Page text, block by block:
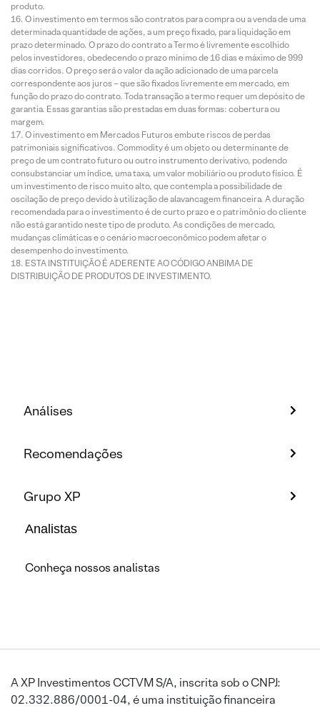
produto.
O investimento em termos são contratos para compra ou a venda de uma
determinada quantidade de ações, a um preço fixado, para liquidação em
prazo determinado. O prazo do contrato a Termo é livremente escolhido
pelos investidores, obedecendo o prazo mínimo de 16 dias e máximo de 999
dias corridos. O preço será o valor da ação adicionado de uma parcela
correspondente aos juros – que são fixados livremente em mercado, em
função do prazo do contrato. Toda transação a termo requer um depósito de
garantia. Essas garantias são prestadas em duas formas: cobertura ou
margem.
O investimento em Mercados Futuros embute riscos de perdas
patrimoniais significativos. Commodity é um objeto ou determinante de
preço de um contrato futuro ou outro instrumento derivativo, podendo
consubstanciar um índice, uma taxa, um valor mobiliário ou produto físico. É
um investimento de risco muito alto, que contempla a possibilidade de
oscilação de preço devido à utilização de alavancagem financeira. A duração
recomendada para o investimento é de curto prazo e o patrimônio do cliente
não está garantido neste tipo de produto. As condições de mercado,
mudanças climáticas e o cenário macroeconômico podem afetar o
desempenho do investimento.
ESTA INSTITUIÇÃO É ADERENTE AO CÓDIGO ANBIMA DE
DISTRIBUIÇÃO DE PRODUTOS DE INVESTIMENTO.
Análises
Recomendações
Grupo XP
Analistas
Conheça nossos analistas
A XP Investimentos CCTVM S/A, inscrita sob o CNPJ:
02.332.886/0001-04, é uma instituição financeira